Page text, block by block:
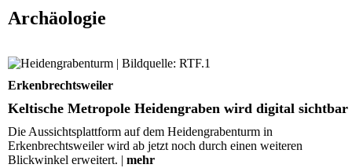
Archäologie
Keltische Metropole Heidengraben wird digital sichtbar
Erkenbrechtsweiler
Keltische Metropole Heidengraben wird digital sichtbar
Die Aussichtsplattform auf dem Heidengrabenturm in
Erkenbrechtsweiler wird ab jetzt noch durch einen weiteren
Blickwinkel erweitert. | mehr